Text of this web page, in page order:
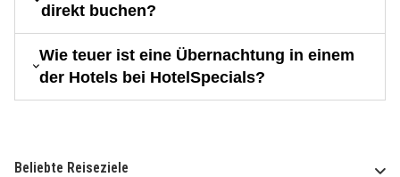
direkt buchen?
Wie teuer ist eine Übernachtung in einem
der Hotels bei HotelSpecials?
Beliebte Reiseziele